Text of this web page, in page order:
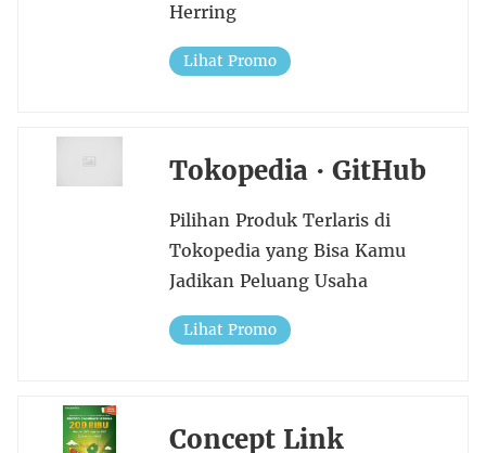
Herring
Lihat Promo
Tokopedia · GitHub
Pilihan Produk Terlaris di
Tokopedia yang Bisa Kamu
Jadikan Peluang Usaha
Lihat Promo
Concept Link